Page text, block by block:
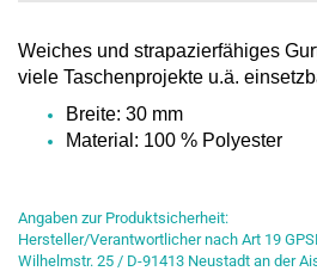
Weiches und strapazierfähiges
viele Taschenprojekte u.ä.
Breite: 30 mm
Material: 100 % Polyester
Angaben zur Produktsicherheit:
Hersteller/Verantwortlicher nach Art 19
Wilhelmstr. 25 / D-91413 Neustadt an der